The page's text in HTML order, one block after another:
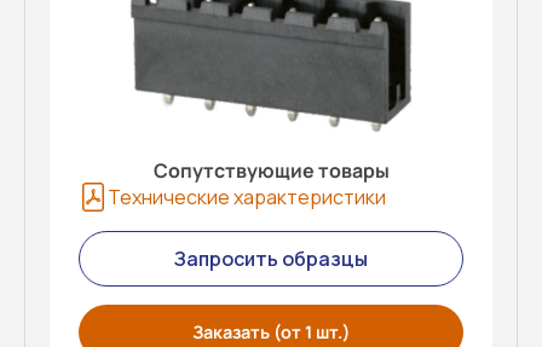
Сопутствующие товары
Технические характеристики
Запросить образцы
Заказать (от 1 шт.)